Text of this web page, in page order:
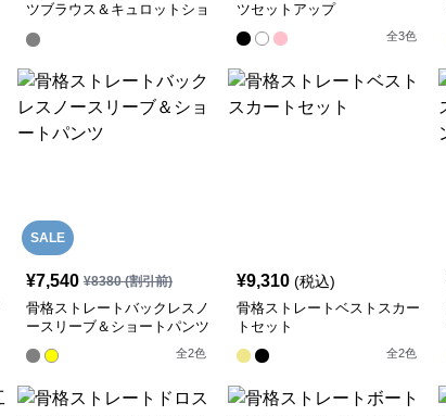
ツブラウス＆キュロットショ
ツセットアップ
全3色
SALE
¥7,540 ¥8380(割引前)
骨格ストレートバックレスノ
ースリーブ＆ショートパンツ
全2色
¥9,310 (税込)
骨格ストレートベストスカー
トセット
全2色